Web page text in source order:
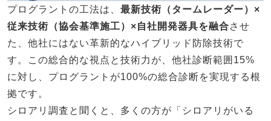
プログラントの工法は、 最新技術（タームレーダー）×
従来技術（協会基準施工）×自社開発器具を融合させ
た、他社にはない革新的なハイブリッド防除技術で
す。この総合的な視点と技術力が、他社診断範囲15%
に対し、プログラントが100%の総合診断を実現する根
拠です。
シロアリ調査と聞くと、多くの方が「シロアリがいる